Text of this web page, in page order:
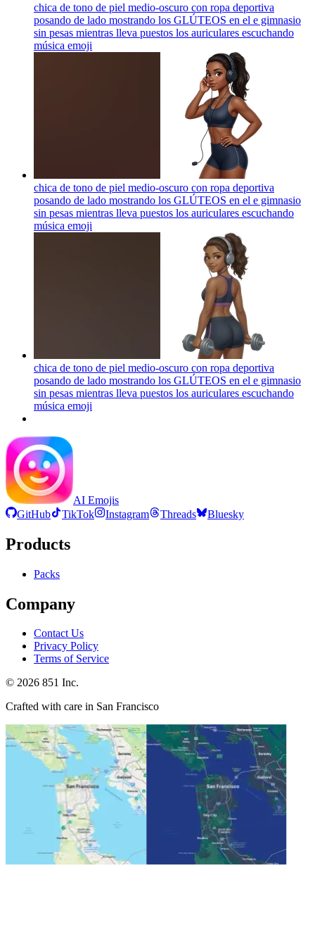
chica de tono de piel medio-oscuro con ropa deportiva
posando de lado mostrando los GLÚTEOS en el e gimnasio
sin pesas mientras lleva puestos los auriculares escuchando
música emoji
chica de tono de piel medio-oscuro con ropa deportiva
posando de lado mostrando los GLÚTEOS en el e gimnasio
sin pesas mientras lleva puestos los auriculares escuchando
música emoji
chica de tono de piel medio-oscuro con ropa deportiva
posando de lado mostrando los GLÚTEOS en el e gimnasio
sin pesas mientras lleva puestos los auriculares escuchando
música emoji
AI Emojis
GitHub
TikTok Instagram Threads Bluesky
Products
Packs
Company
Contact Us
Privacy Policy
Terms of Service
© 2026 851 Inc.
Crafted with care in San Francisco